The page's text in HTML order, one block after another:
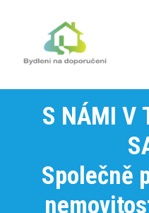
S NÁMI V
Společně